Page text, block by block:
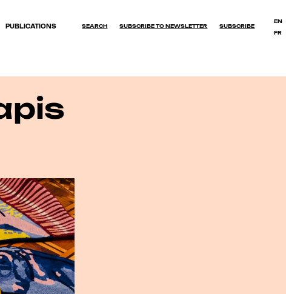
PUBLICATIONS SEARCH SUBSCRIBE TO NEWSLETTER SUBSCRIBE
EN
FR